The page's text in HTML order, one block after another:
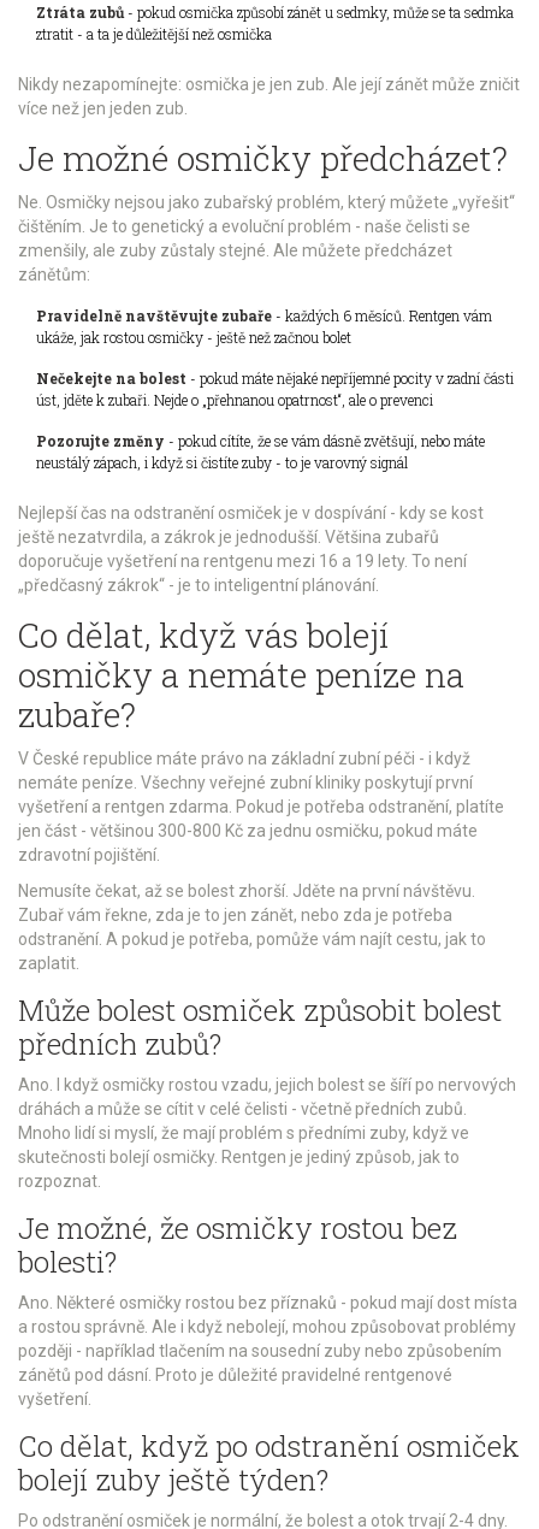
Ztráta zubů - pokud osmička způsobí zánět u sedmky, může se ta sedmka
ztratit - a ta je důležitější než osmička
Nikdy nezapomínejte: osmička je jen zub. Ale její zánět může zničit
více než jen jeden zub.
Je možné osmičky předcházet?
Ne. Osmičky nejsou jako zubařský problém, který můžete „vyřešit“
čištěním. Je to genetický a evoluční problém - naše čelisti se
zmenšily, ale zuby zůstaly stejné. Ale můžete předcházet
zánětům:
Pravidelně navštěvujte zubaře - každých 6 měsíců. Rentgen vám
ukáže, jak rostou osmičky - ještě než začnou bolet
Nečekejte na bolest - pokud máte nějaké nepříjemné pocity v zadní části
úst, jděte k zubaři. Nejde o „přehnanou opatrnost“, ale o prevenci
Pozorujte změny - pokud cítíte, že se vám dásně zvětšují, nebo máte
neustálý zápach, i když si čistíte zuby - to je varovný signál
Nejlepší čas na odstranění osmiček je v dospívání - kdy se kost
ještě nezatvrdila, a zákrok je jednodušší. Většina zubařů
doporučuje vyšetření na rentgenu mezi 16 a 19 lety. To není
„předčasný zákrok“ - je to inteligentní plánování.
Co dělat, když vás bolejí
osmičky a nemáte peníze na
zubaře?
V České republice máte právo na základní zubní péči - i když
nemáte peníze. Všechny veřejné zubní kliniky poskytují první
vyšetření a rentgen zdarma. Pokud je potřeba odstranění, platíte
jen část - většinou 300-800 Kč za jednu osmičku, pokud máte
zdravotní pojištění.
Nemusíte čekat, až se bolest zhorší. Jděte na první návštěvu.
Zubař vám řekne, zda je to jen zánět, nebo zda je potřeba
odstranění. A pokud je potřeba, pomůže vám najít cestu, jak to
zaplatit.
Může bolest osmiček způsobit bolest
předních zubů?
Ano. I když osmičky rostou vzadu, jejich bolest se šíří po nervových
dráhách a může se cítit v celé čelisti - včetně předních zubů.
Mnoho lidí si myslí, že mají problém s předními zuby, když ve
skutečnosti bolejí osmičky. Rentgen je jediný způsob, jak to
rozpoznat.
Je možné, že osmičky rostou bez
bolesti?
Ano. Některé osmičky rostou bez příznaků - pokud mají dost místa
a rostou správně. Ale i když nebolejí, mohou způsobovat problémy
později - například tlačením na sousední zuby nebo způsobením
zánětů pod dásní. Proto je důležité pravidelné rentgenové
vyšetření.
Co dělat, když po odstranění osmiček
bolejí zuby ještě týden?
Po odstranění osmiček je normální, že bolest a otok trvají 2-4 dny.